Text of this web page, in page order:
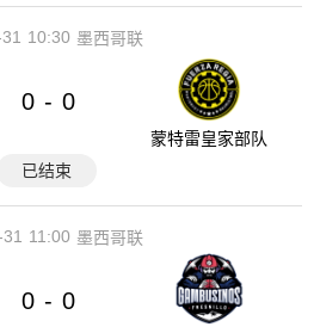
10:30 墨西哥联
0 - 0
蒙特雷皇家部队
已结束
11:00 墨西哥联
0 - 0